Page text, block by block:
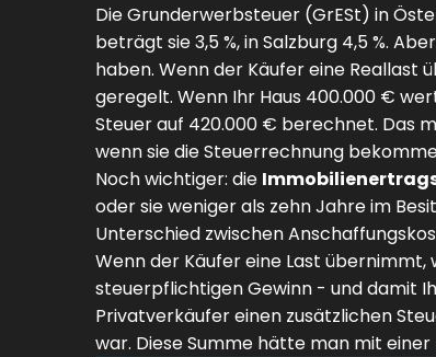
Die Grunderwerbsteuer (GrESt) in
beträgt sie 3,5 %, in Salzburg 4,5 %.
haben. Wenn der Käufer eine Reallast
geregelt. Wenn Ihr Haus 400.000 €
Steuer auf 420.000 € berechnet. Das
wenn sie die Steuerrechnung
Noch wichtiger: die
oder sie weniger als zehn Jahre im
Unterschied zwischen
Wenn der Käufer eine Last
steuerpflichtigen Gewinn - und damit
Privatverkäufer einen zusätzlichen
war. Diese Summe hätte man mit